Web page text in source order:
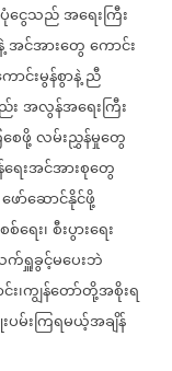
ပုံငွေသည်အရေးကြီး
အင်အားတွေကောင်း
ာင်းမွန်စွာနဲ့ညီ
းအလွန်အရေးကြီး
ေဖို့လမ်းညွှန်မှုတွေ
ေးအင်အားစုတွေ
ဖော်ဆောင်နိုင်ဖို့
စစ်ရေး၊စီးပွားရေး
ရှူခွင့်မပေးဘဲ
င်း၊ကျွန်တော်တို့အစိုးရ
ပမ်းကြရမယ့်အချိန်